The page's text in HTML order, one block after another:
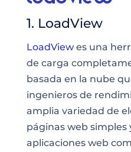
1. LoadView
LoadViewes una
de carga
basada en la nube
ingenieros de
amplia variedad de
páginas web simples
aplicaciones web